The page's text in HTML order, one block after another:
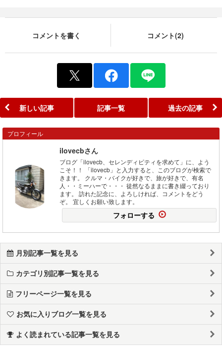
コメントを書く コメント(2)
新しい記事 記事一覧 過去の記事
プロフィール
ilovecbさん
ブログ「ilovecb、セレンディピティを求めて」に、よう
こそ！！ 「ilovecb」と入力すると、このブログが検索で
きます。 クルマ・バイクが好きで、旅が好きで、有名
人・・ミーハーで・・・ 徒然なるままに書き綴っており
ます。 訪れた記念に、よろしければ、コメントをどう
ぞ。 宜しくお願い致します。
フォローする
月別記事一覧を見る
カテゴリ別記事一覧を見る
フリーページ一覧を見る
お気に入りブログ一覧を見る
よく読まれている記事一覧を見る